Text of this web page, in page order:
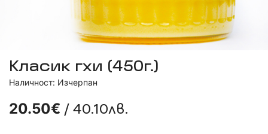
Класик гхи (450г.)
Наличност: Изчерпан
20.50€ / 40.10лв.